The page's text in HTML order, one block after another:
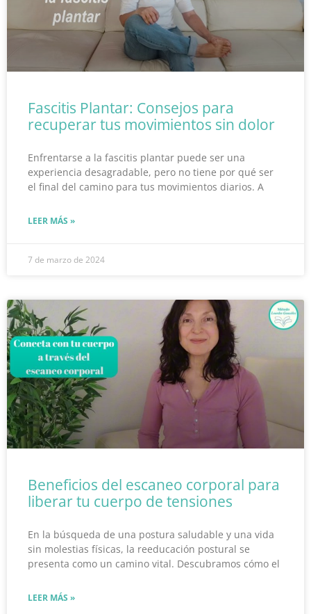
Fascitis Plantar: Consejos para
recuperar tus movimientos sin dolor
Enfrentarse a la fascitis plantar puede ser una
experiencia desagradable, pero no tiene por qué ser
el final del camino para tus movimientos diarios. A
LEER MÁS »
7 de marzo de 2024
Beneficios del escaneo corporal para
liberar tu cuerpo de tensiones
En la búsqueda de una postura saludable y una vida
sin molestias físicas, la reeducación postural se
presenta como un camino vital. Descubramos cómo el
LEER MÁS »